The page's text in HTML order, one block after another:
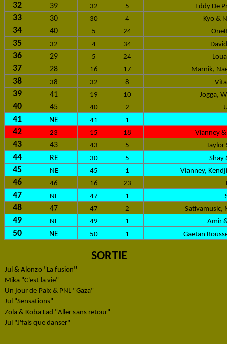
32 39 32 5 Eddy De
33 30 30 4 Kyo &
34 40 5 24
35 32 4 34
36 29 5 24
37 28 16 17 Marnik,
38 38 32 8
39 41 19 10 Jogga,
40 45 40 2
41 NE 41 1
42 23 15 18 Vianney
43 43 43 5 Taylor
44 RE 30 5 Shay
45 NE 45 1 Vianney,
46 46 16 23
47 NE 47 1
48 47 47 2 Sativamusic,
49 NE 49 1 Amir
50 NE 50 1 Gaetan
SORTIE
Jul & Alonzo "La fusion"
Mika "C'est la vie"
Un jour de Paix & PNL "Gaza"
Jul "Sensations"
Zola & Koba Lad "Aller sans retour"
Jul "J'fais que danser"